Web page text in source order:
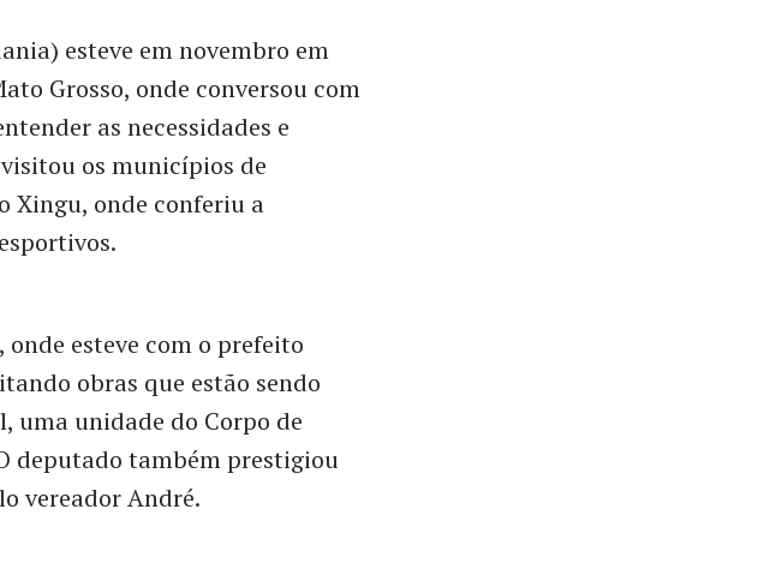
esteve em novembro em
Grosso, onde conversou com
as necessidades e
os municípios de
Xingu, onde conferiu a
esteve com o prefeito
obras que estão sendo
uma unidade do Corpo de
deputado também prestigiou
vereador André.